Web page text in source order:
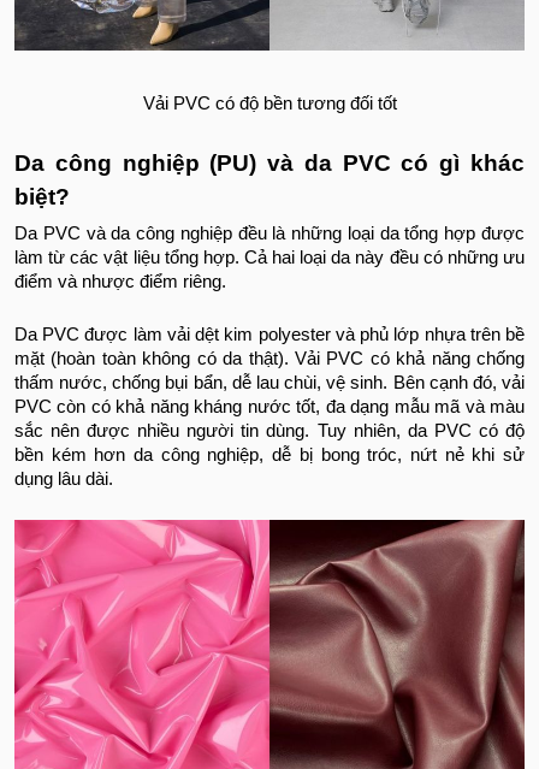
Vải PVC có độ bền tương đối tốt
Da công nghiệp (PU) và da PVC có gì khác
biệt?
Da PVC và da công nghiệp đều là những loại da tổng hợp được
làm từ các vật liệu tổng hợp. Cả hai loại da này đều có những ưu
điểm và nhược điểm riêng.
Da PVC được làm vải dệt kim polyester và phủ lớp nhựa trên bề
mặt (hoàn toàn không có da thật). Vải PVC có khả năng chống
thấm nước, chống bụi bẩn, dễ lau chùi, vệ sinh. Bên cạnh đó, vải
PVC còn có khả năng kháng nước tốt, đa dạng mẫu mã và màu
sắc nên được nhiều người tin dùng. Tuy nhiên, da PVC có độ
bền kém hơn da công nghiệp, dễ bị bong tróc, nứt nẻ khi sử
dụng lâu dài.